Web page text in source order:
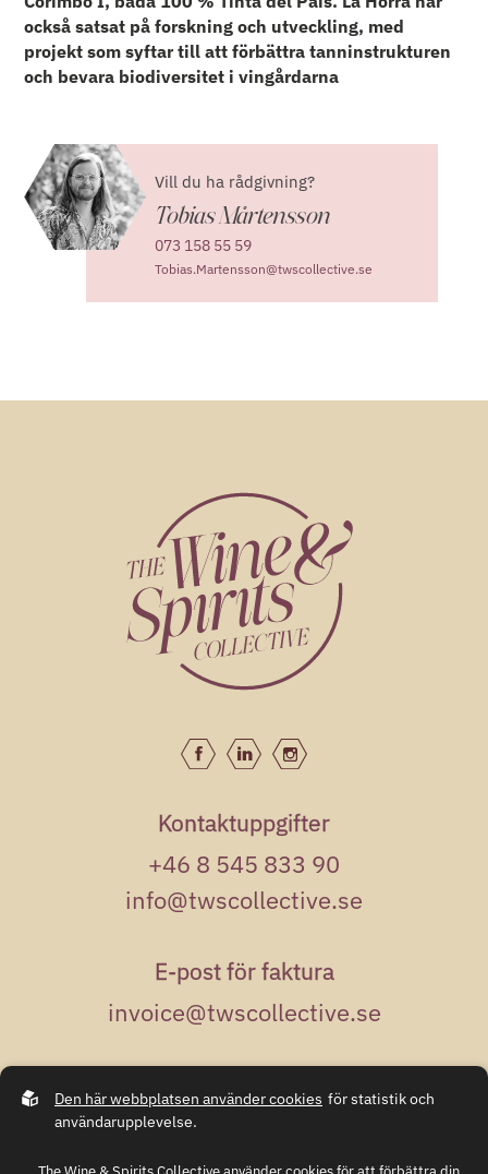
också satsat på forskning och utveckling, med
projekt som syftar till att förbättra tanninstrukturen
och bevara biodiversitet i vingårdarna
Vill du ha rådgivning?
Tobias Mårtensson
073 158 55 59
Tobias.Martensson@twscollective.se
Kontaktuppgifter
+46 8 545 833 90
info@twscollective.se
E-post för faktura
invoice@twscollective.se
Kungsgatan 50
111 35 Stockholm
Den här webbplatsen använder cookies för statistik och
användarupplevelse.